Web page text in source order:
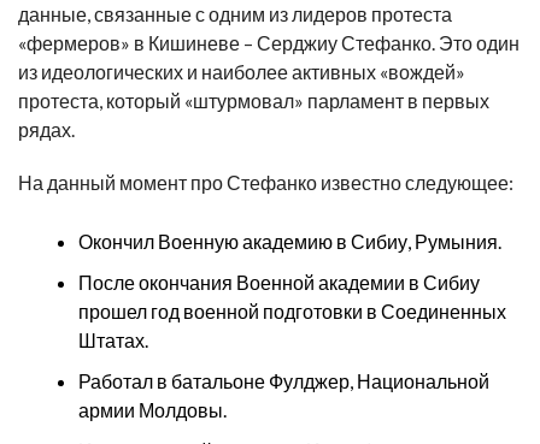
данные, связанные с одним из лидеров протеста
«фермеров» в Кишиневе – Серджиу Стефанко. Это один
из идеологических и наиболее активных «вождей»
протеста, который «штурмовал» парламент в первых
рядах.
На данный момент про Стефанко известно следующее:
Окончил Военную академию в Сибиу, Румыния.
После окончания Военной академии в Сибиу
прошел год военной подготовки в Соединенных
Штатах.
Работал в батальоне Фулджер, Национальной
армии Молдовы.